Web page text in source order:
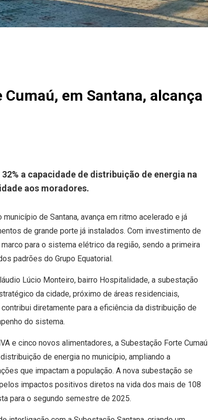
em Santana, alcança
a capacidade de distribuição de energia na
aos moradores.
de Santana, avança em ritmo acelerado e já
de grande porte já instalados. Com investimento de
para o sistema elétrico da região, sendo a primeira
padrões do Grupo Equatorial.
Lúcio Monteiro, bairro Hospitalidade, a subestação
da cidade, próximo de áreas residenciais,
diretamente para a eficiência da distribuição de
do sistema.
e cinco novos alimentadores, a Subestação Forte Cumaú
de energia no município, ampliando a
que impactam a população. A nova subestação se
impactos positivos diretos na vida dos mais de 108
para o segundo semestre de 2025.